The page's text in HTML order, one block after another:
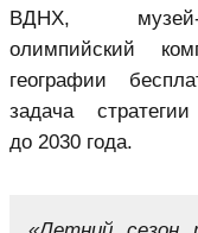
ВДНХ,
олимпийский
географии
задача
до 2030 года.